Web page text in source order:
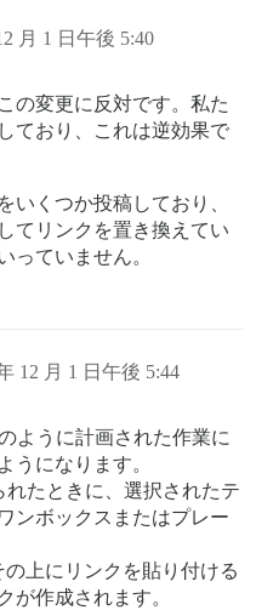
月 1 日午後 5:40
の変更に反対です。私た
ており、これは逆効果で
いくつか投稿しており、
てリンクを置き換えてい
っていません。
12 月 1 日午後 5:44
ように計画された作業に
うになります。
たときに、選択されたテ
ンボックスまたはプレー
上にリンクを貼り付ける
が作成されます。